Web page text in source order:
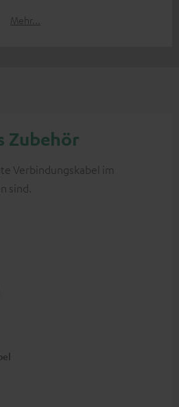
Mehr...
Zubehör
Verbindungskabel im
sind.